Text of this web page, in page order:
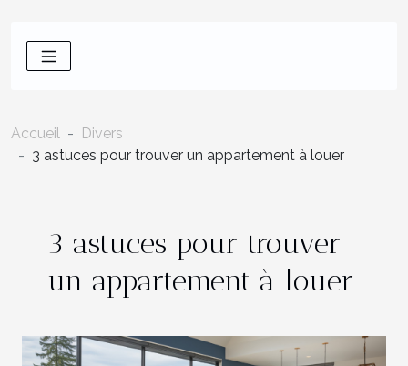
Accueil
Divers
3 astuces pour trouver un appartement à louer
3 astuces pour trouver
un appartement à louer